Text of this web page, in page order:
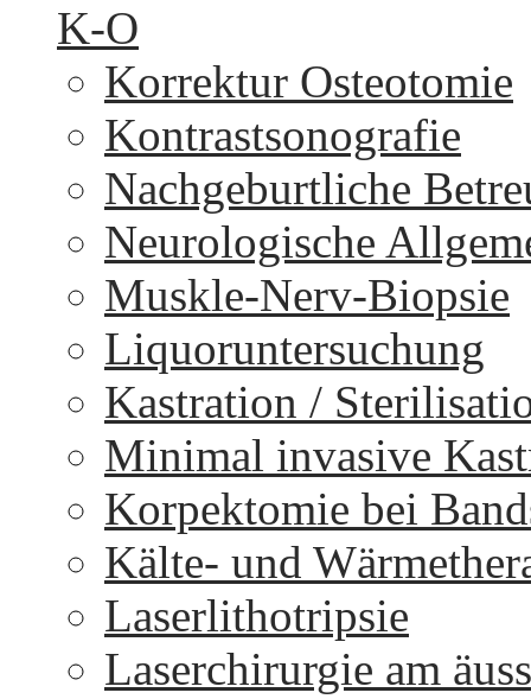
K-O
Korrektur Osteotomie
Kontrastsonografie
Nachgeburtliche
Neurologische
Muskle-Nerv-Biopsie
Liquoruntersuchung
Kastration /
Minimal invasive
Korpektomie bei
Kälte- und
Laserlithotripsie
Laserchirurgie am